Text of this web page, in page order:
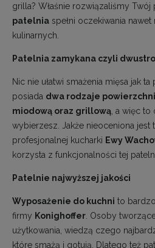
grilla? Właśnie rozwiązaliśmy Twój
patelnia spełni oczekiwania
kulinarnych.
Patelnia zamykana czyli
Nic nie ułatwi smażenia mięsa jak
posiada dwa rodzaje
miodową oraz grillową , a więc
wybierzesz. Jakże nieoceniona jest
profesjonalnej kucharki Ewy
korzysta z funkcjonalności tej
Patelnie najwyższej jakości
Wyposażenie do kuchni to
firmy Konighoffer . Osoby
użytkowania, wiedzą czego
które smażą i gotują. Dlatego też